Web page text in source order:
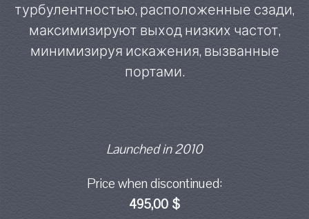
турбулентностью, расположенные сзади,
максимизируют выход низких частот,
минимизируя искажения, вызванные
портами.
Launched in 2010
Price when discontinued:
495,00 $